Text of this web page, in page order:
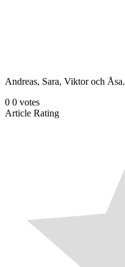
Andreas, Sara, Viktor och Åsa.
0 0 votes
Article Rating